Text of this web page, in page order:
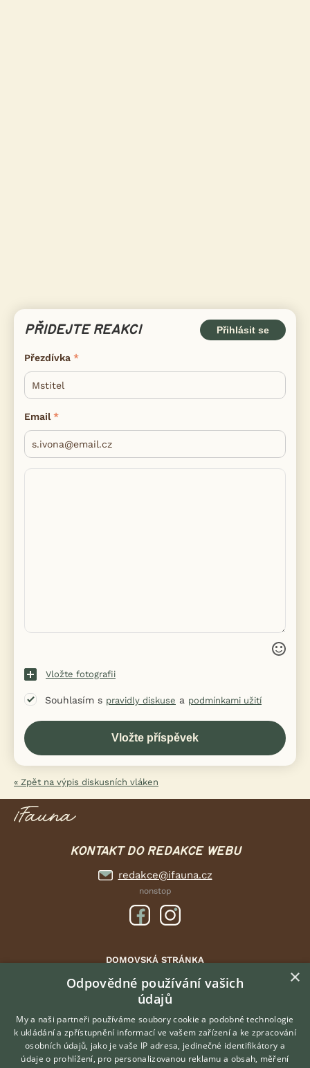
PŘIDEJTE REAKCI Přihlásit se
Přezdívka
Email
Vložte fotografii
Souhlasím s pravidly diskuse a podmínkami užití
« Zpět na výpis diskusních vláken
KONTAKT DO REDAKCE WEBU
redakce@ifauna.cz
nonstop
DOMOVSKÁ STRÁNKA
INZERCE
DISKUSE
ČLÁNKY
ATLAS
×
Odpovědné používání vašich
údajů
My a naši partneři používáme soubory cookie a podobné technologie
k ukládání a zpřístupnění informací ve vašem zařízení a ke zpracování
osobních údajů, jako je vaše IP adresa, jedinečné identifikátory a
údaje o prohlížení, pro personalizovanou reklamu a obsah, měření